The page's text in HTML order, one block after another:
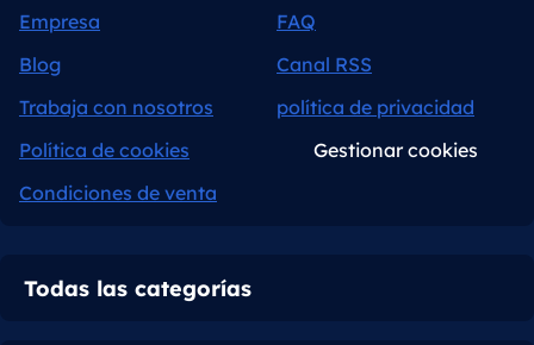
Empresa
FAQ
Blog
Canal RSS
Trabaja con nosotros
política de privacidad
Política de cookies
Gestionar cookies
Condiciones de venta
Todas las categorías